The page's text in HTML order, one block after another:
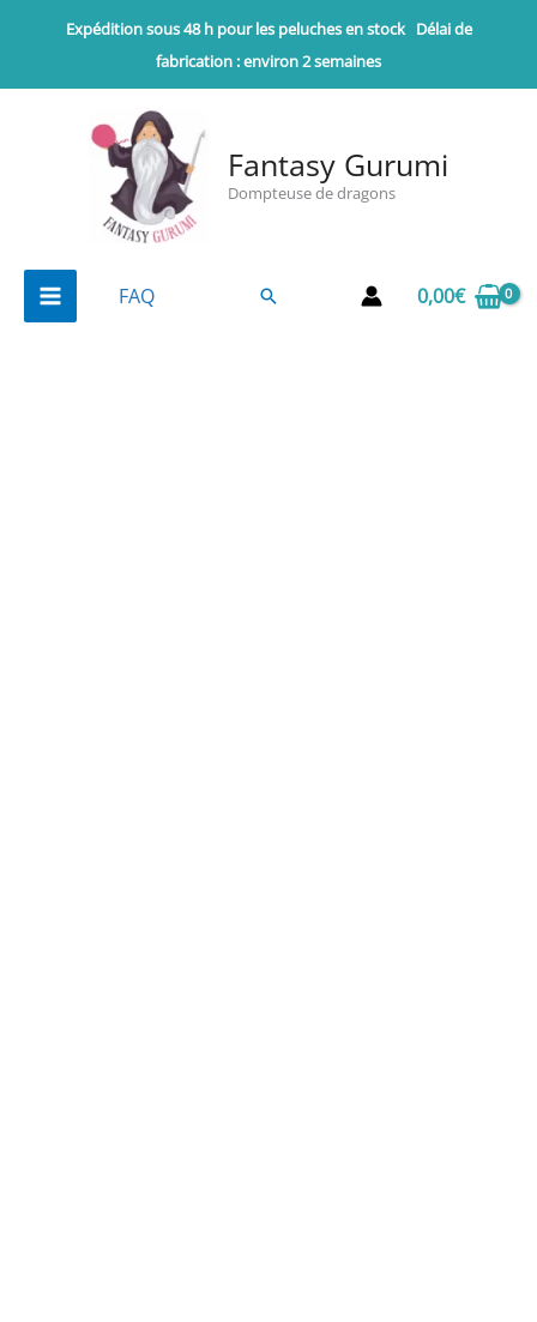
contenu
Expédition sous 48 h pour les peluches en stock Délai de
fabrication : environ 2 semaines
Fantasy Gurumi
Dompteuse de dragons
FAQ Rechercher 0,00€